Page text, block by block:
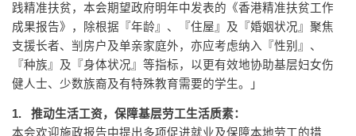
践精准扶贫，本会期望政府明年中发表的《香港精准扶贫工作
成果报告》，除根据『年龄』、『住屋』及『婚姻状况』聚焦
支援长者、㓥房户及单亲家庭外，亦应考虑纳入『性别』、
『种族』及『身体状况』等指标，以更有效地协助基层妇女伤
健人士、少数族裔及有特殊教育需要的学生。」
1. 推动生活工资，保障基层劳工生活质素：
本会欢迎施政报告中提出多项促进就业及保障本地劳工的措